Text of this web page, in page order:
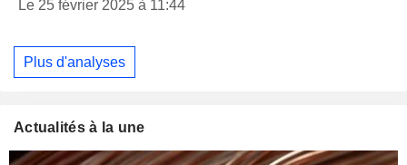
Le 25 février 2025 à 11:44
Plus d'analyses
Actualités à la une